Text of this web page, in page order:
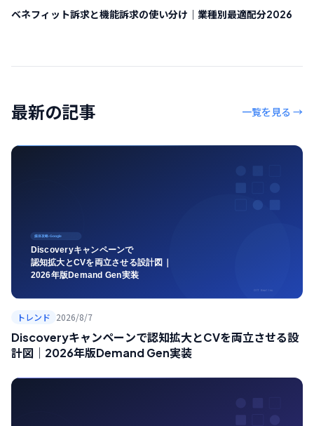
ベネフィット訴求と機能訴求の使い分け｜業種別最適配分2026
最新の記事 一覧を見る →
トレンド 2026/8/7
Discoveryキャンペーンで認知拡大とCVを両立させる設
計図｜2026年版Demand Gen実装